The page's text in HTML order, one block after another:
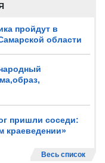
пройдут в
области
пришли соседи:
краеведении»
Весь список